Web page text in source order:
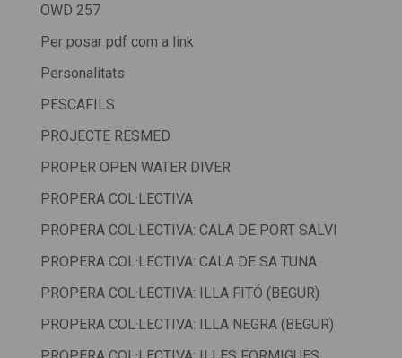
OWD 257
Per posar pdf com a link
Personalitats
PESCAFILS
PROJECTE RESMED
PROPER OPEN WATER DIVER
PROPERA COL·LECTIVA
PROPERA COL·LECTIVA: CALA DE PORT SALVI
PROPERA COL·LECTIVA: CALA DE SA TUNA
PROPERA COL·LECTIVA: ILLA FITÓ (BEGUR)
PROPERA COL·LECTIVA: ILLA NEGRA (BEGUR)